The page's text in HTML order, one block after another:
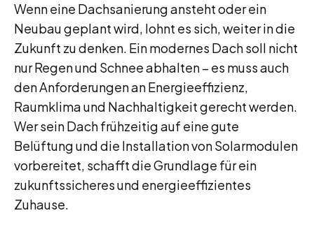
Wenn eine Dachsanierung ansteht oder ein
Neubau geplant wird, lohnt es sich, weiter in die
Zukunft zu denken. Ein modernes Dach soll nicht
nur Regen und Schnee abhalten – es muss auch
den Anforderungen an Energieeffizienz,
Raumklima und Nachhaltigkeit gerecht werden.
Wer sein Dach frühzeitig auf eine gute
Belüftung und die Installation von Solarmodulen
vorbereitet, schafft die Grundlage für ein
zukunftssicheres und energieeffizientes
Zuhause.